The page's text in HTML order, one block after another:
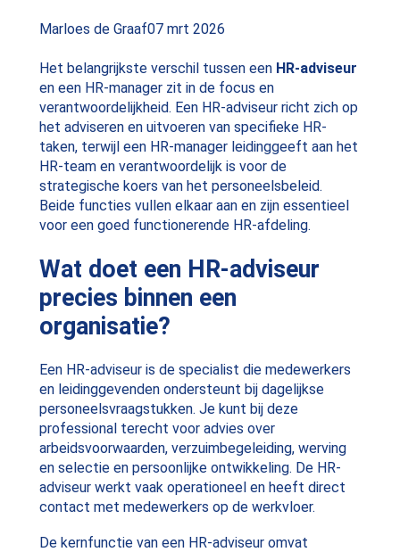
Posted
Marloes de Graaf07 mrt 2026
Het belangrijkste verschil tussen een HR-adviseur
en een HR-manager zit in de focus en
verantwoordelijkheid. Een HR-adviseur richt zich op
het adviseren en uitvoeren van specifieke HR-
taken, terwijl een HR-manager leidinggeeft aan het
HR-team en verantwoordelijk is voor de
strategische koers van het personeelsbeleid.
Beide functies vullen elkaar aan en zijn essentieel
voor een goed functionerende HR-afdeling.
Wat doet een HR-adviseur
precies binnen een
organisatie?
Een HR-adviseur is de specialist die medewerkers
en leidinggevenden ondersteunt bij dagelijkse
personeelsvraagstukken. Je kunt bij deze
professional terecht voor advies over
arbeidsvoorwaarden, verzuimbegeleiding, werving
en selectie en persoonlijke ontwikkeling. De HR-
adviseur werkt vaak operationeel en heeft direct
contact met medewerkers op de werkvloer.
De kernfunctie van een HR-adviseur omvat